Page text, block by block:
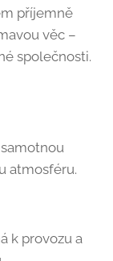
příjemně
věc –
společnosti.
atmosféru. 🤝
k provozu a